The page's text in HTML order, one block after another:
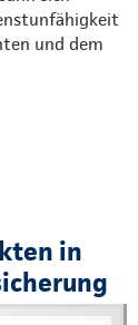
und dem
in